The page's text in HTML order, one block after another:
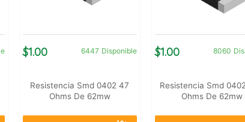
$1.00 6447 Disponible
Resistencia Smd 0402 47
Ohms De 62mw
$1.00 8060
Resistencia Smd
Ohms De 62mw